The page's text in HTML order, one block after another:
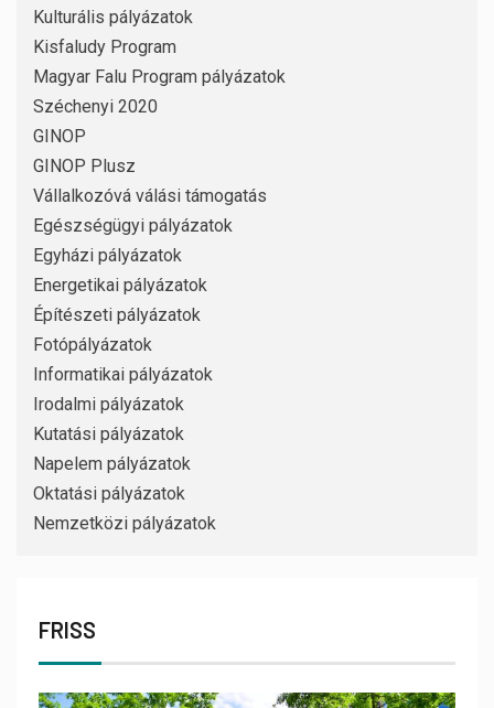
Kulturális pályázatok
Kisfaludy Program
Magyar Falu Program pályázatok
Széchenyi 2020
GINOP
GINOP Plusz
Vállalkozóvá válási támogatás
Egészségügyi pályázatok
Egyházi pályázatok
Energetikai pályázatok
Építészeti pályázatok
Fotópályázatok
Informatikai pályázatok
Irodalmi pályázatok
Kutatási pályázatok
Napelem pályázatok
Oktatási pályázatok
Nemzetközi pályázatok
FRISS